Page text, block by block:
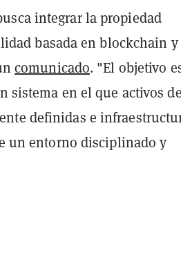
integrar la propiedad
basada en blockchain y
comunicado. "El objetivo
sistema en el que activos
definidas e
un entorno disciplinado y